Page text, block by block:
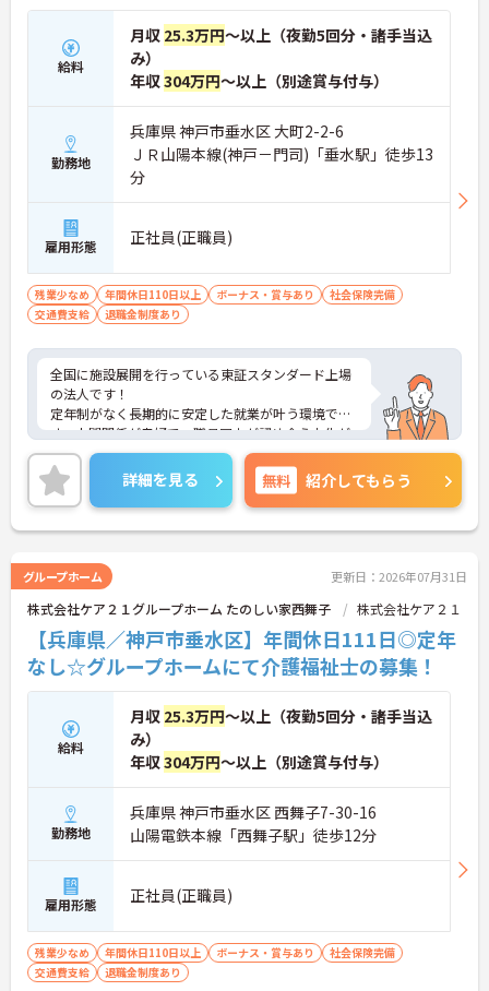
給料
月収 25.3万円～以上（夜勤5回分・諸手当込
み）
年収304万円～以上（別途賞与付与）
勤務地
兵庫県 神戸市垂水区 大町2-2-6
ＪＲ山陽本線(神戸－門司)「垂水駅」徒歩13
分
雇用形態 正社員(正職員)
残業少なめ 年間休日110日以上 ボーナス・賞与あり
社会保険完備
交通費支給
退職金制度あり
全国に施設展開を行っている東証スタンダード上場
の法人です！
定年制がなく長期的に安定した就業が叶う環境で
す。人間関係が良好で、職員同士が認め合う文化が
根付いています。
ご興味のある方には、面接対策ポイントなど、さら
に詳細をご案内しますのでお気軽にご相談くださ
い！
詳細を見る 無料 紹介してもらう
グループホーム 更新日：2026年07月31日
株式会社ケア２１グループホーム たのしい家西舞子 株式会社ケア２１
【兵庫県／神戸市垂水区】年間休日111日◎定年
なし☆グループホームにて介護福祉士の募集！
給料
月収 25.3万円～以上（夜勤5回分・諸手当込
み）
年収304万円～以上（別途賞与付与）
勤務地
兵庫県 神戸市垂水区 西舞子7-30-16
山陽電鉄本線「西舞子駅」徒歩12分
雇用形態 正社員(正職員)
残業少なめ 年間休日110日以上 ボーナス・賞与あり
社会保険完備
交通費支給
退職金制度あり